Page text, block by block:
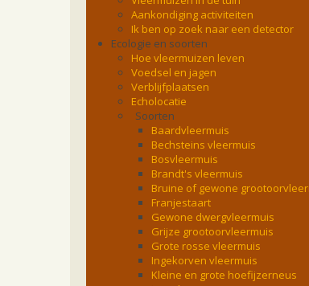
Aankondiging activiteiten
Ik ben op zoek naar een detector
Ecologie en soorten
Hoe vleermuizen leven
Voedsel en jagen
Verblijfplaatsen
Echolocatie
Soorten
Baardvleermuis
Bechsteins vleermuis
Bosvleermuis
Brandt's vleermuis
Bruine of gewone
Franjestaart
Gewone dwergvleermuis
Grijze grootoorvleermuis
Grote rosse vleermuis
Ingekorven vleermuis
Kleine en grote hoefijzerneus